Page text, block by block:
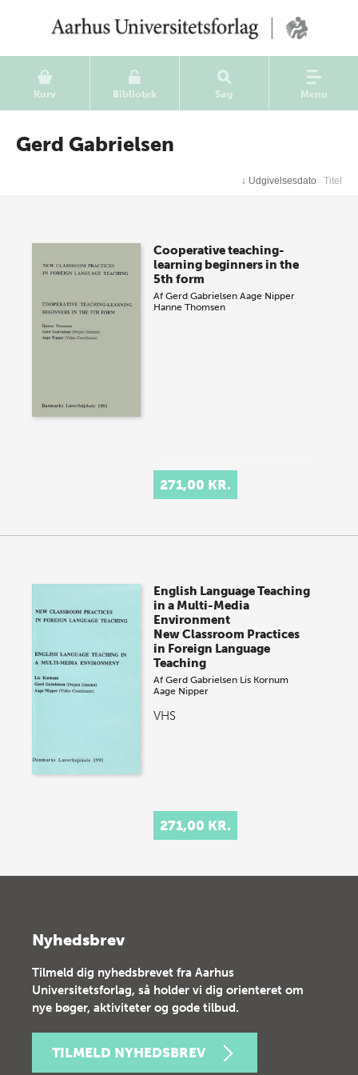
Kurv Bibliotek Søg Menu
Gerd Gabrielsen
↓ Udgivelsesdato Titel
Cooperative teaching-
learning beginners in the
5th form
AfGerd Gabrielsen Aage Nipper
Hanne Thomsen
271,00 KR.
English Language Teaching
in a Multi-Media
Environment
New Classroom Practices
in Foreign Language
Teaching
AfGerd Gabrielsen Lis Kornum
Aage Nipper
VHS
271,00 KR.
Nyhedsbrev
Tilmeld dig nyhedsbrevet fra Aarhus
Universitetsforlag, så holder vi dig orienteret om
nye bøger, aktiviteter og gode tilbud.
TILMELD NYHEDSBREV